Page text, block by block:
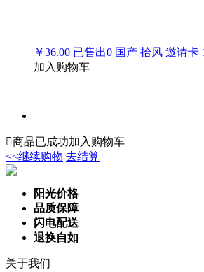
￥36.00 已售出0 国产 拾风 邀请卡
加入购物车
商品已成功加入购物车
<<继续购物 去结算
阳光价格
品质保障
闪电配送
退换自如
关于我们